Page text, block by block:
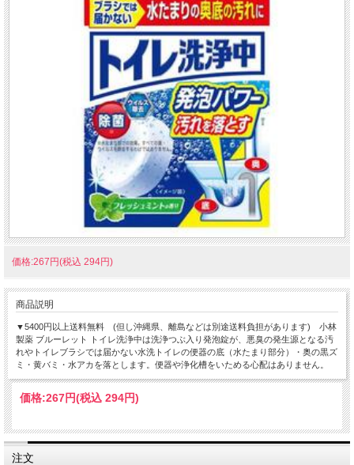
価格:267円(税込 294円)
商品説明
▼5400円以上送料無料 (但し沖縄県、離島などは別途送料負担があります) 小林
製薬 ブルーレット トイレ洗浄中は洗浄つぶ入り発泡錠が、悪臭の発生源となる汚
れやトイレブラシでは届かない水洗トイレの便器の底（水たまり部分）・奥の黒ズ
ミ・黄バミ・水アカを落とします。便器や浄化槽をいためる心配はありません。
価格:267円(税込 294円)
注文